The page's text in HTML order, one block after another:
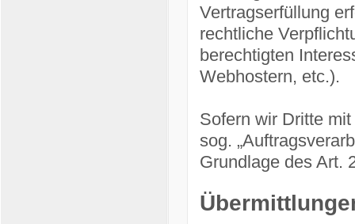
Vertragserfüllung
rechtliche
berechtigten
Webhostern, etc.).
Sofern wir Dritte
sog.
Grundlage des Art.